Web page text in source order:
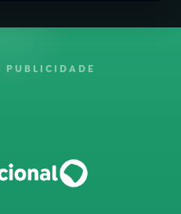
PUBLICIDADE